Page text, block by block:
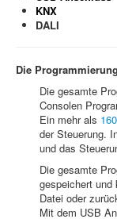
KNX
DALI
Die
Die gesamte
Consolen
Ein mehr als
der Steuerung.
und das
Die gesamte
gespeichert
Datei oder
Mit dem USB